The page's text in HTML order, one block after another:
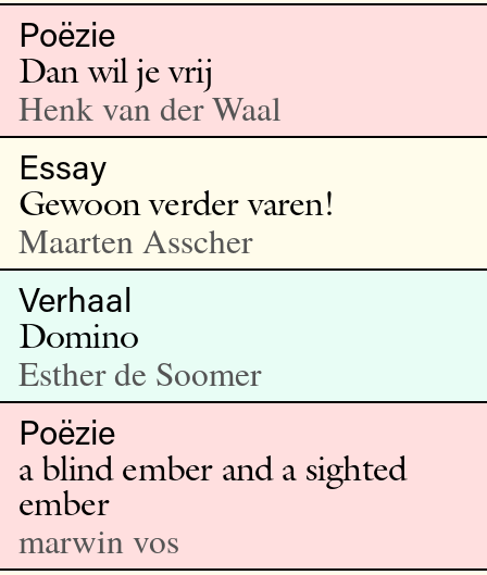
Poëzie
Dan wil je vrij
Henk van der Waal
Essay
Gewoon verder varen!
Maarten Asscher
Verhaal
Domino
Esther de Soomer
Poëzie
a blind ember and a sighted
ember
marwin vos